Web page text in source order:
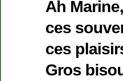
Ah
ces
ces
Gros